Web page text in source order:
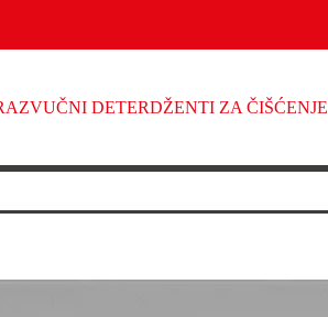
DETERDŽENTI ZA ČIŠĆENJE